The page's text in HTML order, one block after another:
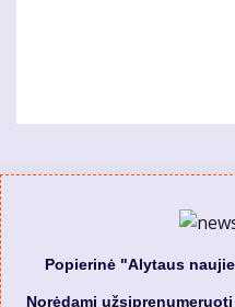
Popierinė "Alytaus
Norėdami